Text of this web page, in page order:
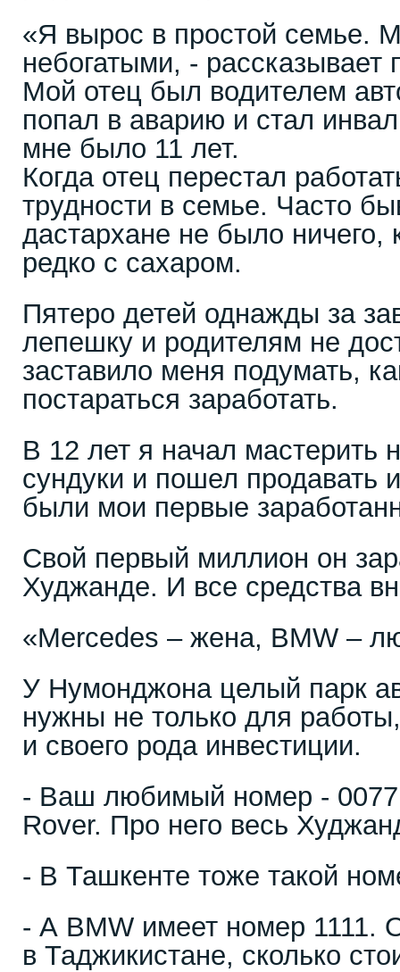
«Я вырос в простой семье.
небогатыми, - рассказывает
Мой отец был водителем
попал в аварию и стал
мне было 11 лет.
Когда отец перестал
трудности в семье. Часто
дастархане не было
редко с сахаром.
Пятеро детей однажды за
лепешку и родителям не
заставило меня подумать,
постараться заработать.
В 12 лет я начал мастерить
сундуки и пошел продавать
были мои первые
Свой первый миллион он
Худжанде. И все средства
«Mercedes – жена, BMW –
У Нумонджона целый парк
нужны не только для
и своего рода инвестиции.
- Ваш любимый номер -
Rover. Про него весь
- В Ташкенте тоже такой
- А BMW имеет номер 1111.
в Таджикистане, сколько